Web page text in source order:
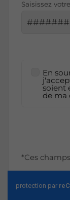
Saisissez
En
soient
de ma
*Ces